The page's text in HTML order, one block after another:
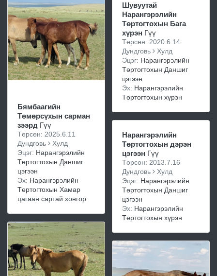
Бямбаагийн
Төмөрсүхын caрман
зээрд Гүү
Төрсөн: 2025.6.11
Дундговь
Хулд
Эцэг: Нарангэрэлийн
Төртогтохын Даншиг
цэгээн
Эх: Нарангэрэлийн
Төртогтохын Хамар
цагаан сартай хонгор
Шувуутай
Нарангэрэлийн
Төртогтохын Бага
хүрэн Гүү
Төрсөн: 2020.6.14
Дундговь
Хулд
Эцэг: Нарангэрэлийн
Төртогтохын Даншиг
цэгээн
Эх: Нарангэрэлийн
Төртогтохын хүрэн
Нарангэрэлийн
Төртогтохын дэрэн
цэгээн Гүү
Төрсөн: 2013.7.16
Дундговь
Хулд
Эцэг: Нарангэрэлийн
Төртогтохын Даншиг
цэгээн
Эх: Нарангэрэлийн
Төртогтохын хүрэн